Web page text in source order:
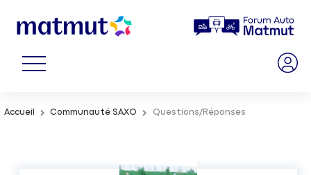
Accueil Communauté SAXO Questions/Réponses